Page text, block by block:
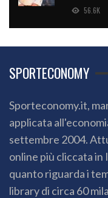
56.6K
SPORTECONOMY
Sporteconomy.it,
applicata
settembre 2004.
online più cliccata in
quanto riguarda i
library di circa 60